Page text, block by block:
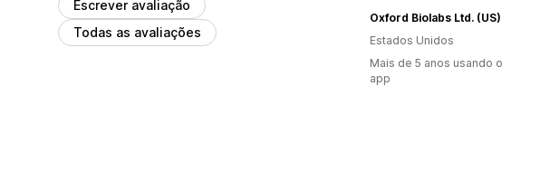
Escrever avaliação
Todas as avaliações
Oxford Biolabs Ltd. (US)
Estados Unidos
Mais de 5 anos usando o
app